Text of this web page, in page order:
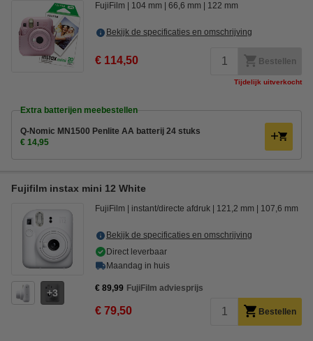
FujiFilm 104 mm 66,6 mm 122 mm
Bekijk de specificaties en omschrijving
€ 114,50 Bestellen
Tijdelijk uitverkocht
Extra batterijen meebestellen
Q-Nomic MN1500 Penlite AA batterij 24 stuks
€ 14,95
Fujifilm instax mini 12 White
3
FujiFilm instant/directe afdruk 121,2 mm 107,6 mm
Bekijk de specificaties en omschrijving
Direct leverbaar
Maandag in huis
€ 89,99 FujiFilm adviesprijs
€ 79,50 Bestellen